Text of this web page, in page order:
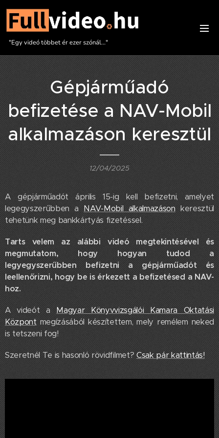
"Egy videó többet ér ezer szónál..."
Gépjárműadó
befizetése a NAV-Mobil
alkalmazáson keresztül
12/04/2025
A gépjárműadót április 15-ig kell befizetni, amelyet
legegyszerűbben a NAV-Mobil alkalmazásonkeresztül
tehetünk meg bankkártyás fizetéssel.
Tarts velem az alábbi videó megtekintésével és
megmutatom, hogy hogyan tudod a
legyegyszerűbben befizetni a gépjárműadót és
leellenőrizni, hogy be is érkezett a befizetésed a NAV-
hoz.
A videót a Magyar Könyvvizsgálói Kamara Oktatási
Központmegízásából készítettem, mely remélem neked
is tetszeni fog!
Szeretnél Te is hasonló rövidfilmet? Csak pár kattintás!